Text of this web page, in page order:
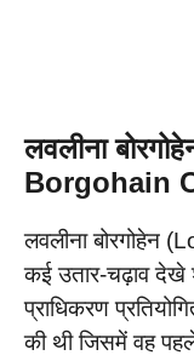
लवलीना
Borgohain
लवलीना बोरगोहेन
कई उतार-चढ़ाव देखे
प्राधिकरण
की थी जिसमें वह